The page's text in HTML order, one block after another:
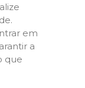
em
a
que